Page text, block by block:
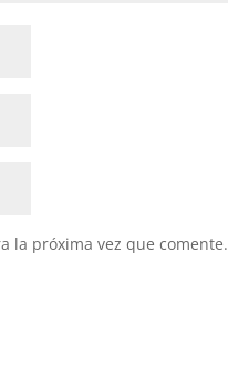
la próxima vez que comente.